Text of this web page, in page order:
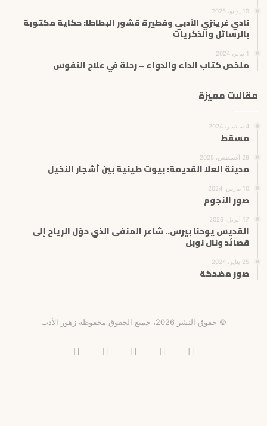
19 يوليو، 2025
نادي غرينزي الأدبي وفطيرة قشور البطاطا: حكاية مكتوبة
بالرسائل والذكريات
1 يناير، 2024
ملخص كتاب الداء والدواء – رحلة في علاج النفوس
مقالات مميزة
4 سبتمبر، 2024
مسقط
29 أغسطس، 2025
مدينة العلا القديمة: بيوت طينية بين أشجار النخيل
10 مارس، 2024
صور النجوم
17 أبريل، 2026
القديس يوحنا بيرس.. شاعر المنفى الذي حوّل الرياح إلى
قصائد ونال نوبل
25 يناير، 2024
صور مضحكة
© حقوق النشر 2026، جميع الحقوق محفوظة زهور الأدب
فيسبوك انستقرامتيلقرام